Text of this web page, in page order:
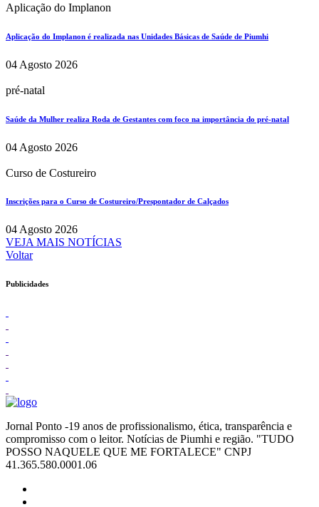
Aplicação do Implanon
Aplicação do Implanon é realizada nas Unidades Básicas de Saúde de Piumhi
04 Agosto 2026
pré-natal
Saúde da Mulher realiza Roda de Gestantes com foco na importância do pré-natal
04 Agosto 2026
Curso de Costureiro
Inscrições para o Curso de Costureiro/Prespontador de Calçados
04 Agosto 2026
VEJA MAIS NOTÍCIAS
Voltar
Publicidades
Jornal Ponto -19 anos de profissionalismo, ética, transparência e
compromisso com o leitor. Notícias de Piumhi e região. "TUDO
POSSO NAQUELE QUE ME FORTALECE" CNPJ
41.365.580.0001.06